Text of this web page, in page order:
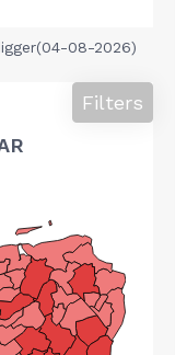
08-2026)
Filters